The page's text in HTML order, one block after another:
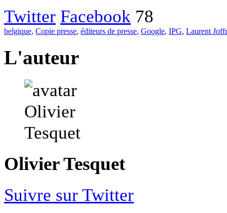
Twitter Facebook 78
belgique, Copie presse, éditeurs de presse, Google, IPG, Laurent
L'auteur
Olivier Tesquet
Suivre sur Twitter